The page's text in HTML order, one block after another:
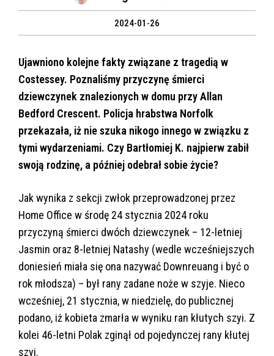
2024-01-26
Ujawniono kolejne fakty związane z tragedią w
Costessey. Poznaliśmy przyczynę śmierci
dziewczynek znalezionych w domu przy Allan
Bedford Crescent. Policja hrabstwa Norfolk
przekazała, iż nie szuka nikogo innego w związku z
tymi wydarzeniami. Czy Bartłomiej K. najpierw zabił
swoją rodzinę, a później odebrał sobie życie?
Jak wynika z sekcji zwłok przeprowadzonej przez
Home Office w środę 24 stycznia 2024 roku
przyczyną śmierci dwóch dziewczynek – 12-letniej
Jasmin oraz 8-letniej Natashy (wedle wcześniejszych
doniesień miała się ona nazywać Downreuang i być o
rok młodsza) – był rany zadane noże w szyje. Nieco
wcześniej, 21 stycznia, w niedzielę, do publicznej
podano, iż kobieta zmarła w wyniku ran kłutych szyi. Z
kolei 46-letni Polak zginął od pojedynczej rany kłutej
szyi.